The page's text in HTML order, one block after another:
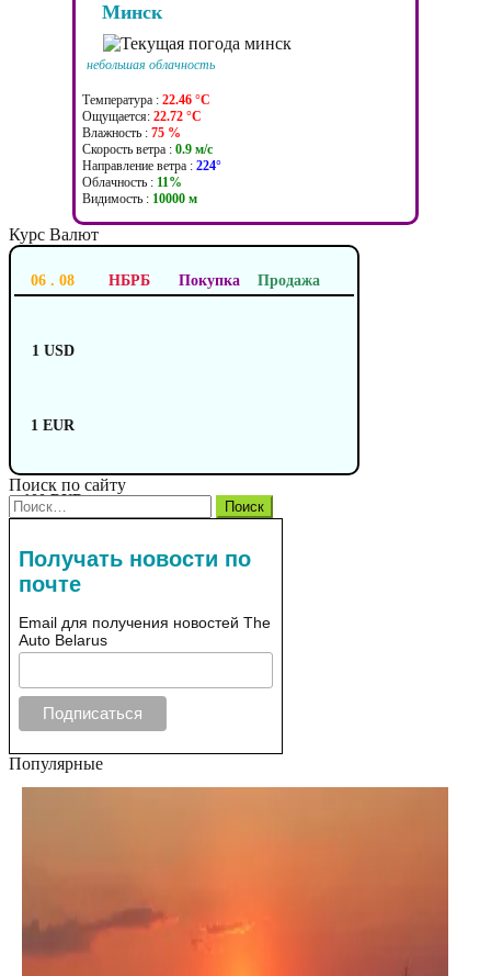
Минск
небольшая облачность
Температура : 22.46 °C
Ощущается: 22.72 °C
Влажность : 75 %
Скорость ветра : 0.9 м/c
Направление ветра : 224°
Облачность : 11%
Видимость : 10000 м
Курс Валют
06 . 08 НБРБ Покупка Продажа
1 USD
1 EUR
100 RUB
Поиск по сайту
Найти:
Получать новости по
почте
Email для получения новостей The
Auto Belarus
Популярные